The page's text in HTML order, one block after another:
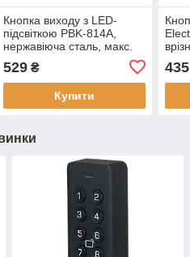
Кнопка виходу з LED-
підсвіткою PBK-814A,
нержавіюча сталь, макс.
напруга 36В / 3А, розміри
90х35х31мм
529₴
Купити
435